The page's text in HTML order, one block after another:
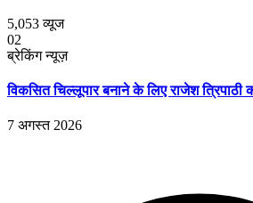
5,053व्यूज
02
ब्रेकिंग न्यूज़
विकसित चिल्लूपार बनाने के लिए राजेश त्रिपाठी
7 अगस्त 2026